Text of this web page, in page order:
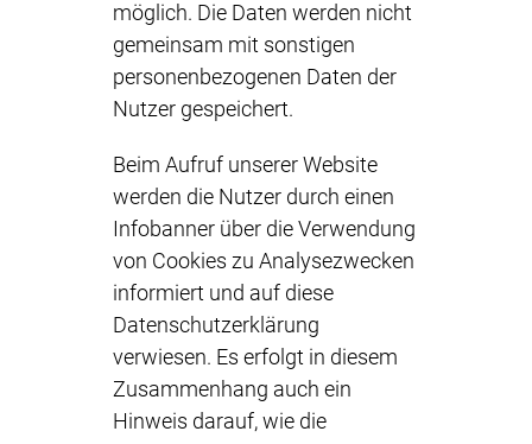
möglich. Die Daten werden nicht
gemeinsam mit sonstigen
personenbezogenen Daten der
Nutzer gespeichert.
Beim Aufruf unserer Website
werden die Nutzer durch einen
Infobanner über die Verwendung
von Cookies zu Analysezwecken
informiert und auf diese
Datenschutzerklärung
verwiesen. Es erfolgt in diesem
Zusammenhang auch ein
Hinweis darauf, wie die